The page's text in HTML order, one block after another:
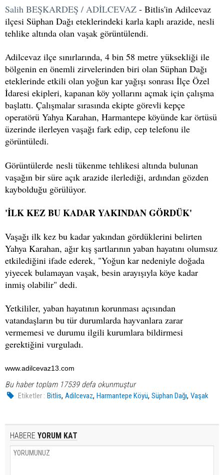
Salih BEŞKARDEŞ / ADİLCEVAZ - Bitlis'in Adilcevaz
ilçesi Süphan Dağı eteklerindeki karla kaplı arazide, nesli
tehlike altında olan vaşak görüntülendi.
Adilcevaz ilçe sınırlarında, 4 bin 58 metre yüksekliği ile
bölgenin en önemli zirvelerinden biri olan Süphan Dağı
eteklerinde etkili olan yoğun kar yağışı sonrası İlçe Özel
İdaresi ekipleri, kapanan köy yollarını açmak için çalışma
başlattı. Çalışmalar sırasında ekipte görevli kepçe
operatörü Yahya Karahan, Harmantepe köyünde kar örtüsü
üzerinde ilerleyen vaşağı fark edip, cep telefonu ile
görüntüledi.
Görüntülerde nesli tükenme tehlikesi altında bulunan
vaşağın bir süre açık arazide ilerlediği, ardından gözden
kaybolduğu görülüyor.
'İLK KEZ BU KADAR YAKINDAN GÖRDÜK'
Vaşağı ilk kez bu kadar yakından gördüklerini belirten
Yahya Karahan, ağır kış şartlarının yaban hayatını olumsuz
etkilediğini ifade ederek, "Yoğun kar nedeniyle doğada
yiyecek bulamayan vaşak, besin arayışıyla köye kadar
inmiş olabilir" dedi.
Yetkililer, yaban hayatının korunması açısından
vatandaşların bu tür durumlarda hayvanlara zarar
vermemesi ve durumu ilgili kurumlara bildirmesi
gerektiğini vurguladı.
www.adilcevaz13.com
Bu haber toplam 17539 defa okunmuştur
Etiketler : Bitlis,Adilcevaz,Harmantepe Köyü,Süphan Dağı,Vaşak
HABERE YORUM KAT